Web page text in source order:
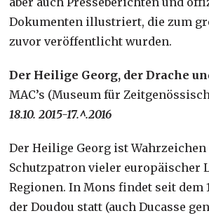
Dokumenten illustriert, die zum
zuvor veröffentlicht wurden.
Der Heilige Georg, der Drache
MAC’s (Museum für
18.10. 2015-17.^.2016
Der Heilige Georg ist Wahrzeichen
Schutzpatron vieler europäischer
Regionen. In Mons findet seit dem
der Doudou statt (auch Ducasse